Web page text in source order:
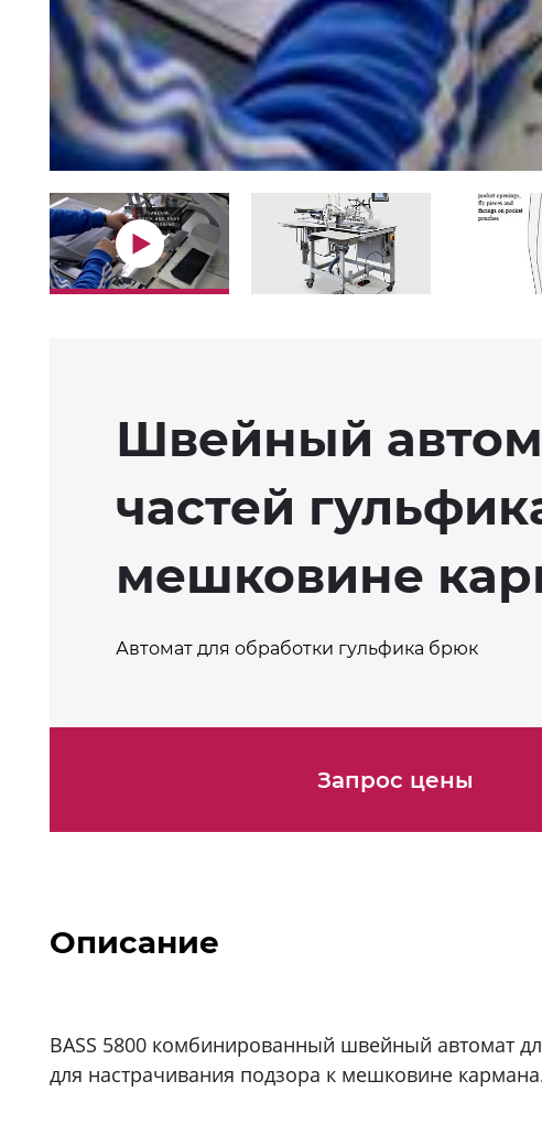
Швейный
частей
мешковине
Автомат для обработки гульфика брюк
Запрос цены
Описание
BASS 5800 комбинированный швейный автомат
для настрачивания подзора к мешковине